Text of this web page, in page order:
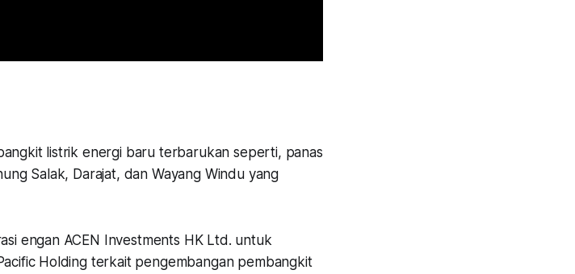
listrik energi baru terbarukan seperti, panas
Salak, Darajat, dan Wayang Windu yang
engan ACEN Investments HK Ltd. untuk
Holding terkait pengembangan pembangkit